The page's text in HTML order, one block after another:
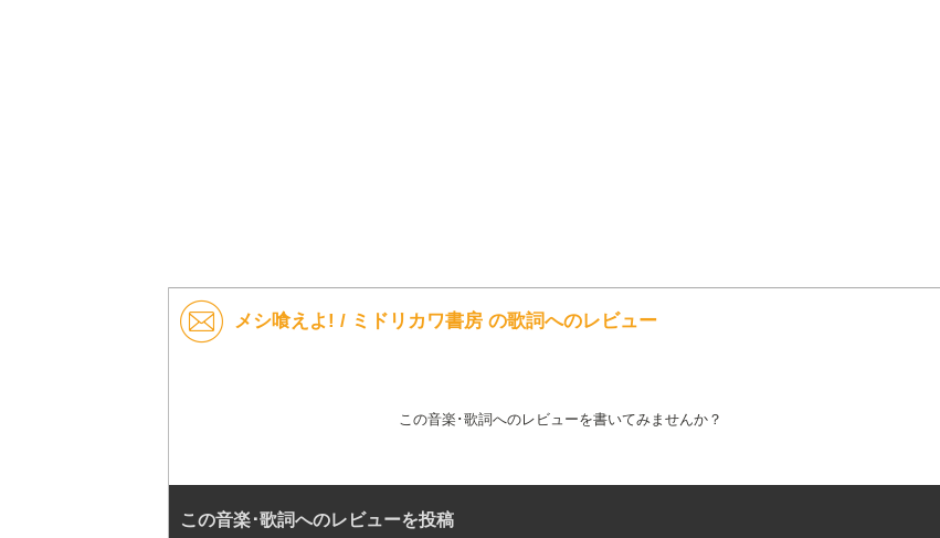
メシ喰えよ! / ミドリカワ書房 の歌詞へのレビュー
この音楽･歌詞へのレビューを書いてみませんか？
この音楽･歌詞へのレビューを投稿